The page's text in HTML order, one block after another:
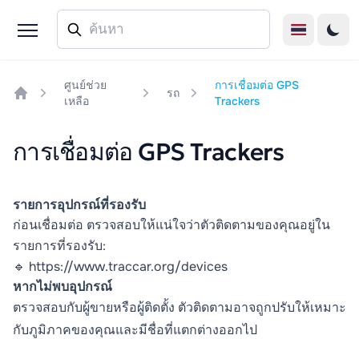
ศูนย์ช่วย
เหลือ
รถ
การเชื่อมต่อ GPS
Trackers
การเชื่อมต่อ GPS Trackers
รายการอุปกรณ์ที่รองรับ
ก่อนเชื่อมต่อ ตรวจสอบให้แน่ใจว่าตัวติดตามของคุณอยู่ใน
รายการที่รองรับ:
🔹 https://www.traccar.org/devices
หากไม่พบอุปกรณ์
ตรวจสอบกับผู้ขายหรือผู้ติดตั้ง ตัวติดตามอาจถูกปรับให้เหมาะ
กับภูมิภาคของคุณและมีชื่อที่แตกต่างออกไป